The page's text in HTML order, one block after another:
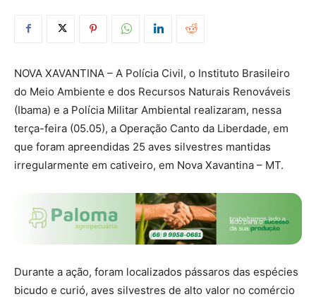
NOVA XAVANTINA – A Polícia Civil, o Instituto Brasileiro
do Meio Ambiente e dos Recursos Naturais Renováveis
(Ibama) e a Polícia Militar Ambiental realizaram, nessa
terça-feira (05.05), a Operação Canto da Liberdade, em
que foram apreendidas 25 aves silvestres mantidas
irregularmente em cativeiro, em Nova Xavantina – MT.
Durante a ação, foram localizados pássaros das espécies
bicudo e curió, aves silvestres de alto valor no comércio